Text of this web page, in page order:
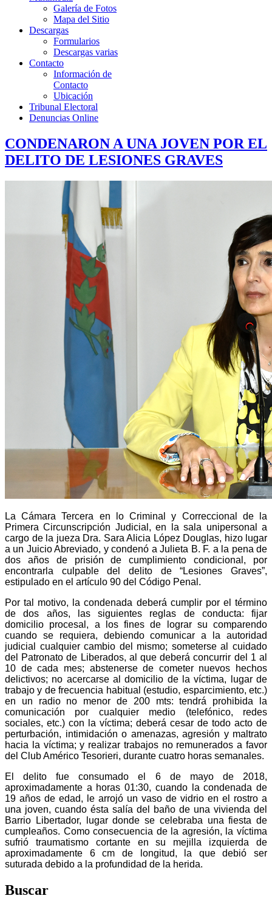
Galería de Fotos
Mapa del Sitio
Descargas
Formularios
Descargas varias
Contacto
Información de
Contacto
Ubicación
Tribunal Electoral
Denuncias Online
CONDENARON A UNA JOVEN POR EL
DELITO DE LESIONES GRAVES
La Cámara Tercera en lo Criminal y Correccional de la
Primera Circunscripción Judicial, en la sala unipersonal a
cargo de la jueza Dra. Sara Alicia López Douglas, hizo lugar
a un Juicio Abreviado, y condenó a Julieta B. F. a la pena de
dos años de prisión de cumplimiento condicional, por
encontrarla culpable del delito de “Lesiones Graves”,
estipulado en el artículo 90 del Código Penal.
Por tal motivo, la condenada deberá cumplir por el término
de dos años, las siguientes reglas de conducta: fijar
domicilio procesal, a los fines de lograr su comparendo
cuando se requiera, debiendo comunicar a la autoridad
judicial cualquier cambio del mismo; someterse al cuidado
del Patronato de Liberados, al que deberá concurrir del 1 al
10 de cada mes; abstenerse de cometer nuevos hechos
delictivos; no acercarse al domicilio de la víctima, lugar de
trabajo y de frecuencia habitual (estudio, esparcimiento, etc.)
en un radio no menor de 200 mts: tendrá prohibida la
comunicación por cualquier medio (telefónico, redes
sociales, etc.) con la víctima; deberá cesar de todo acto de
perturbación, intimidación o amenazas, agresión y maltrato
hacia la víctima; y realizar trabajos no remunerados a favor
del Club Américo Tesorieri, durante cuatro horas semanales.
El delito fue consumado el 6 de mayo de 2018,
aproximadamente a horas 01:30, cuando la condenada de
19 años de edad, le arrojó un vaso de vidrio en el rostro a
una joven, cuando ésta salía del baño de una vivienda del
Barrio Libertador, lugar donde se celebraba una fiesta de
cumpleaños. Como consecuencia de la agresión, la víctima
sufrió traumatismo cortante en su mejilla izquierda de
aproximadamente 6 cm de longitud, la que debió ser
suturada debido a la profundidad de la herida.
Buscar